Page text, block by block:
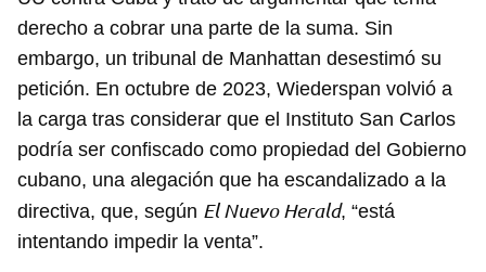
derecho a cobrar una parte de la suma. Sin
embargo, un tribunal de Manhattan desestimó su
petición. En octubre de 2023, Wiederspan volvió a
la carga tras considerar que el Instituto San Carlos
podría ser confiscado como propiedad del Gobierno
cubano, una alegación que ha escandalizado a la
directiva, que, según El Nuevo Herald, “está
intentando impedir la venta”.